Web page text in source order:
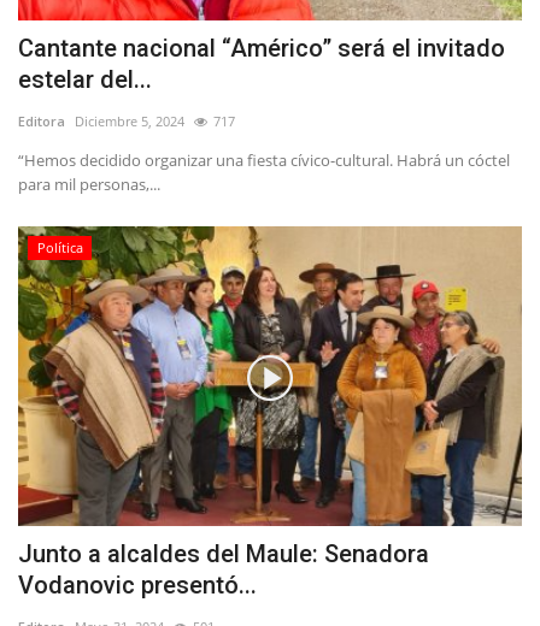
Cantante nacional “Américo” será el invitado
estelar del...
Editora Diciembre 5, 2024 717
“Hemos decidido organizar una fiesta cívico-cultural. Habrá un cóctel
para mil personas,...
Política
Junto a alcaldes del Maule: Senadora
Vodanovic presentó...